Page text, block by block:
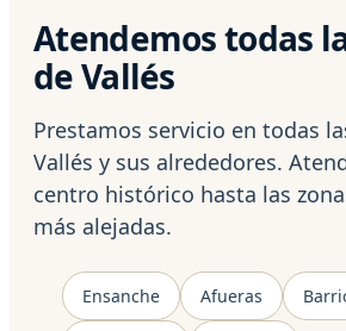
Atendemos todas
de Vallés
Prestamos servicio en todas
Vallés y sus alrededores.
centro histórico hasta las
más alejadas.
Ensanche Afueras